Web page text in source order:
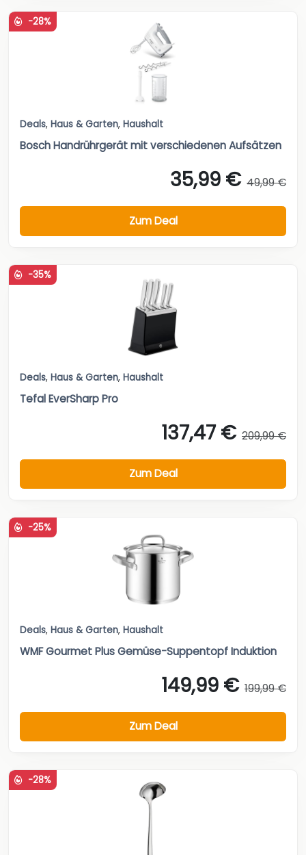
-28%
Deals, Haus & Garten, Haushalt
Bosch Handrührgerät mit verschiedenen Aufsätzen
35,99 € 49,99 €
Zum Deal
-35%
Deals, Haus & Garten, Haushalt
Tefal EverSharp Pro
137,47 € 209,99 €
Zum Deal
-25%
Deals, Haus & Garten, Haushalt
WMF Gourmet Plus Gemüse-Suppentopf Induktion
149,99 € 199,99 €
Zum Deal
-28%